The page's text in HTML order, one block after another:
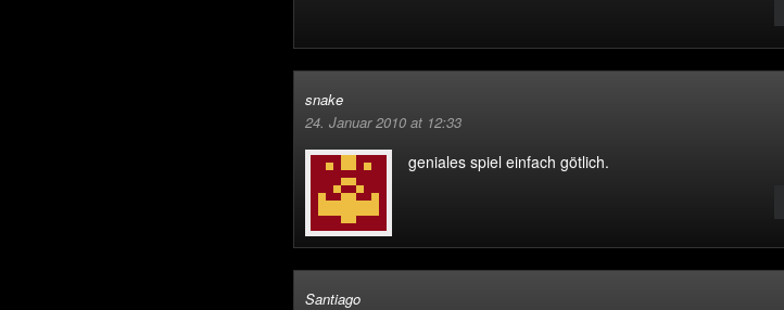
snake
24. Januar 2010 at 12:33
geniales spiel einfach götlich.
Santiago